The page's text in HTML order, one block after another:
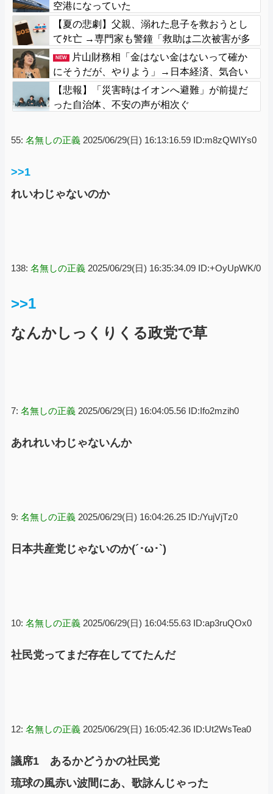
空港になっていた
【夏の悲劇】父親、溺れた息子を救おうとし
てﾀﾋ亡 →専門家も警鐘「救助は二次被害が多
い」
NEW
片山財務相「金はない金はないって確か
にそうだが、やりよう」→日本経済、気合い
で何とかする模様
【悲報】「災害時はイオンへ避難」が前提だ
った自治体、不安の声が相次ぐ
55: 名無しの正義 2025/06/29(日) 16:13:16.59 ID:m8zQWIYs0
>>1
れいわじゃないのか
138: 名無しの正義 2025/06/29(日) 16:35:34.09 ID:+OyUpWK/0
>>1
なんかしっくりくる政党で草
7: 名無しの正義 2025/06/29(日) 16:04:05.56 ID:Ifo2mzih0
あれれいわじゃないんか
9: 名無しの正義 2025/06/29(日) 16:04:26.25 ID:/YujVjTz0
日本共産党じゃないのか(´･ω･`)
10: 名無しの正義 2025/06/29(日) 16:04:55.63 ID:ap3ruQOx0
社民党ってまだ存在しててたんだ
12: 名無しの正義 2025/06/29(日) 16:05:42.36 ID:Ut2WsTea0
議席1 あるかどうかの社民党
琉球の風赤い波間にあ、歌詠んじゃった